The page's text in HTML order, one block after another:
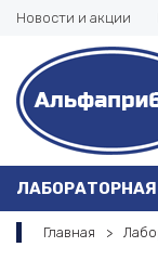
Новости и акции
Главная